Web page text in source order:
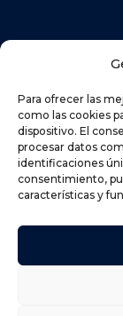
Para ofrecer las
como las cookies
dispositivo. El
procesar datos
identificaciones
consentimiento,
características y
AVISO
POLÍTICA
POLÍTICA